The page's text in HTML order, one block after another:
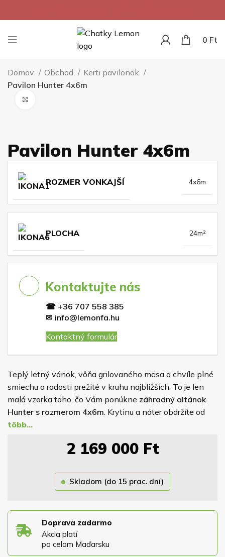
0 Ft
Domov Obchod
Kerti pavilonok
Pavilon Hunter 4x6m
Pavilon Hunter 4x6m
ROZMER VONKAJŠÍ 4x6m
PLOCHA 24m²
Kontaktujte nás
☎ +36 707 558 385
✉ info@lemonfa.hu
Kontaktný formulár
Teplý letný vánok, vôňa grilovaného mäsa a chvíle plné
smiechu a radosti prežité v kruhu najbližších. To je len
malá vzorka toho, čo Vám ponúkne záhradný altánok
Hunter s rozmerom 4x6m . Krytinu a náter obdržíte od
nás zadarmo. Pre spoľahlivú ochranu dreva je altánok
nášho vzorkovníka rovnako ako odtieň strešnej krytiny.
13x13cm, ktoré zaručujú dokonalú stabilitu altánku pri
nepriazni počasia. Stavba má samonosnú konštrukciu a
2 169 000 Ft
Skladom (do 15 prac. dní)
Doprava zadarmo
Akcia platí
po celom Maďarsku